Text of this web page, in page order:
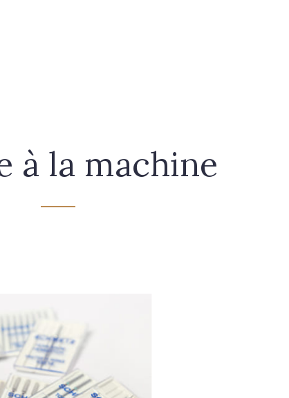
à la machine